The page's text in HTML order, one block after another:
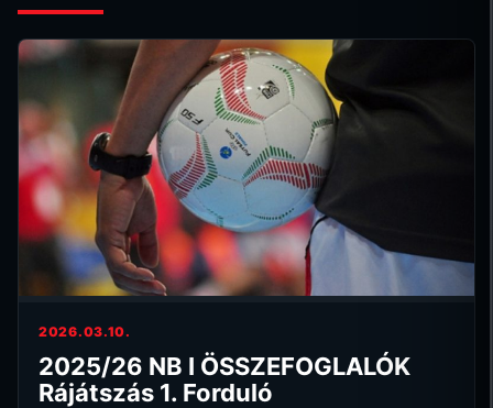
2026.03.10.
2025/26 NB I ÖSSZEFOGLALÓK
Rájátszás 1. Forduló